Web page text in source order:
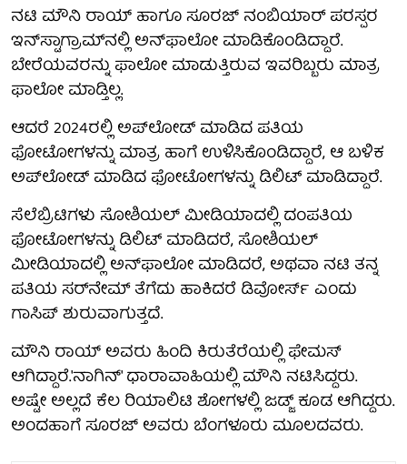
ನಟಿ ಮೌನಿ ರಾಯ್‌ ಹಾಗೂ ಸೂರಜ್‌ ನಂಬಿಯಾರ್‌ ಪರಸ್ಪರ
ಇನ್‌ಸ್ಟಾಗ್ರಾಮ್‌ನಲ್ಲಿ ಅನ್‌ಫಾಲೋ ಮಾಡಿಕೊಂಡಿದ್ದಾರೆ.
ಬೇರೆಯವರನ್ನು ಫಾಲೋ ಮಾಡುತ್ತಿರುವ ಇವರಿಬ್ಬರು ಮಾತ್ರ
ಫಾಲೋ ಮಾಡ್ತಿಲ್ಲ.
ಆದರೆ 2024ರಲ್ಲಿ ಅಪ್‌ಲೋಡ್‌ ಮಾಡಿದ ಪತಿಯ
ಫೋಟೋಗಳನ್ನು ಮಾತ್ರ ಹಾಗೆ ಉಳಿಸಿಕೊಂಡಿದ್ದಾರೆ, ಆ ಬಳಿಕ
ಅಪ್‌ಲೋಡ್ ಮಾಡಿದ ಫೋಟೋಗಳನ್ನು ಡಿಲಿಟ್‌ ಮಾಡಿದ್ದಾರೆ.
ಸೆಲೆಬ್ರಿಟಿಗಳು ಸೋಶಿಯಲ್ ಮೀಡಿಯಾದಲ್ಲಿ ದಂಪತಿಯ
ಫೋಟೋಗಳನ್ನು ಡಿಲಿಟ್‌ ಮಾಡಿದರೆ, ಸೋಶಿಯಲ್‌
ಮೀಡಿಯಾದಲ್ಲಿ ಅನ್‌ಫಾಲೋ ಮಾಡಿದರೆ, ಅಥವಾ ನಟಿ ತನ್ನ
ಪತಿಯ ಸರ್‌ನೇಮ್‌ ತೆಗೆದು ಹಾಕಿದರೆ ಡಿವೋರ್ಸ್‌ ಎಂದು
ಗಾಸಿಪ್‌ ಶುರುವಾಗುತ್ತದೆ.
ಮೌನಿ ರಾಯ್‌ ಅವರು ಹಿಂದಿ ಕಿರುತೆರೆಯಲ್ಲಿ ಫೇಮಸ್‌
ಆಗಿದ್ದಾರೆ.'ನಾಗಿನ್'‌ ಧಾರಾವಾಹಿಯಲ್ಲಿ ಮೌನಿ ನಟಿಸಿದ್ದರು.
ಅಷ್ಟೇ ಅಲ್ಲದೆ ಕೆಲ ರಿಯಾಲಿಟಿ ಶೋಗಳಲ್ಲಿ ಜಡ್ಜ್‌ ಕೂಡ ಆಗಿದ್ದರು.
ಅಂದಹಾಗೆ ಸೂರಜ್‌ ಅವರು ಬೆಂಗಳೂರು ಮೂಲದವರು.